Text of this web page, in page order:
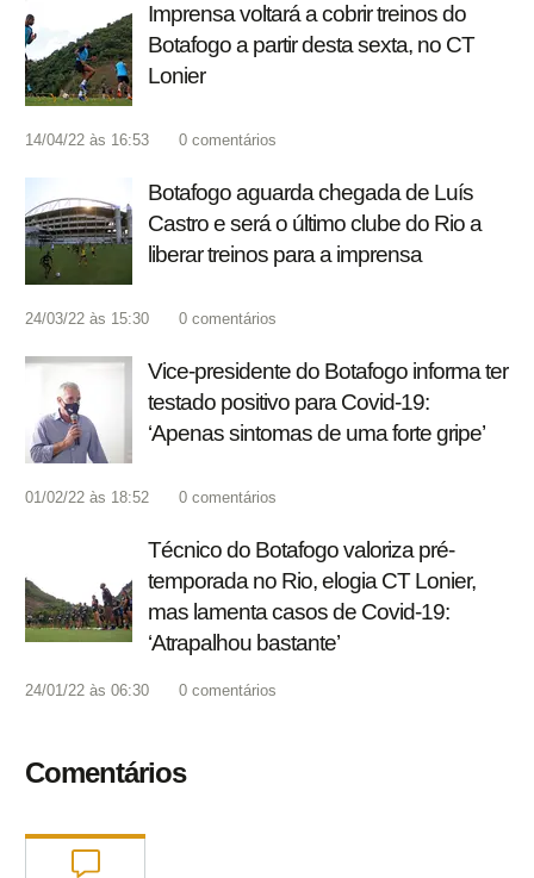
Imprensa voltará a cobrir treinos do
Botafogo a partir desta sexta, no CT
Lonier
14/04/22 às 16:53 0 comentários
Botafogo aguarda chegada de Luís
Castro e será o último clube do Rio a
liberar treinos para a imprensa
24/03/22 às 15:30 0 comentários
Vice-presidente do Botafogo informa ter
testado positivo para Covid-19:
‘Apenas sintomas de uma forte gripe’
01/02/22 às 18:52 0 comentários
Técnico do Botafogo valoriza pré-
temporada no Rio, elogia CT Lonier,
mas lamenta casos de Covid-19:
‘Atrapalhou bastante’
24/01/22 às 06:30 0 comentários
Comentários